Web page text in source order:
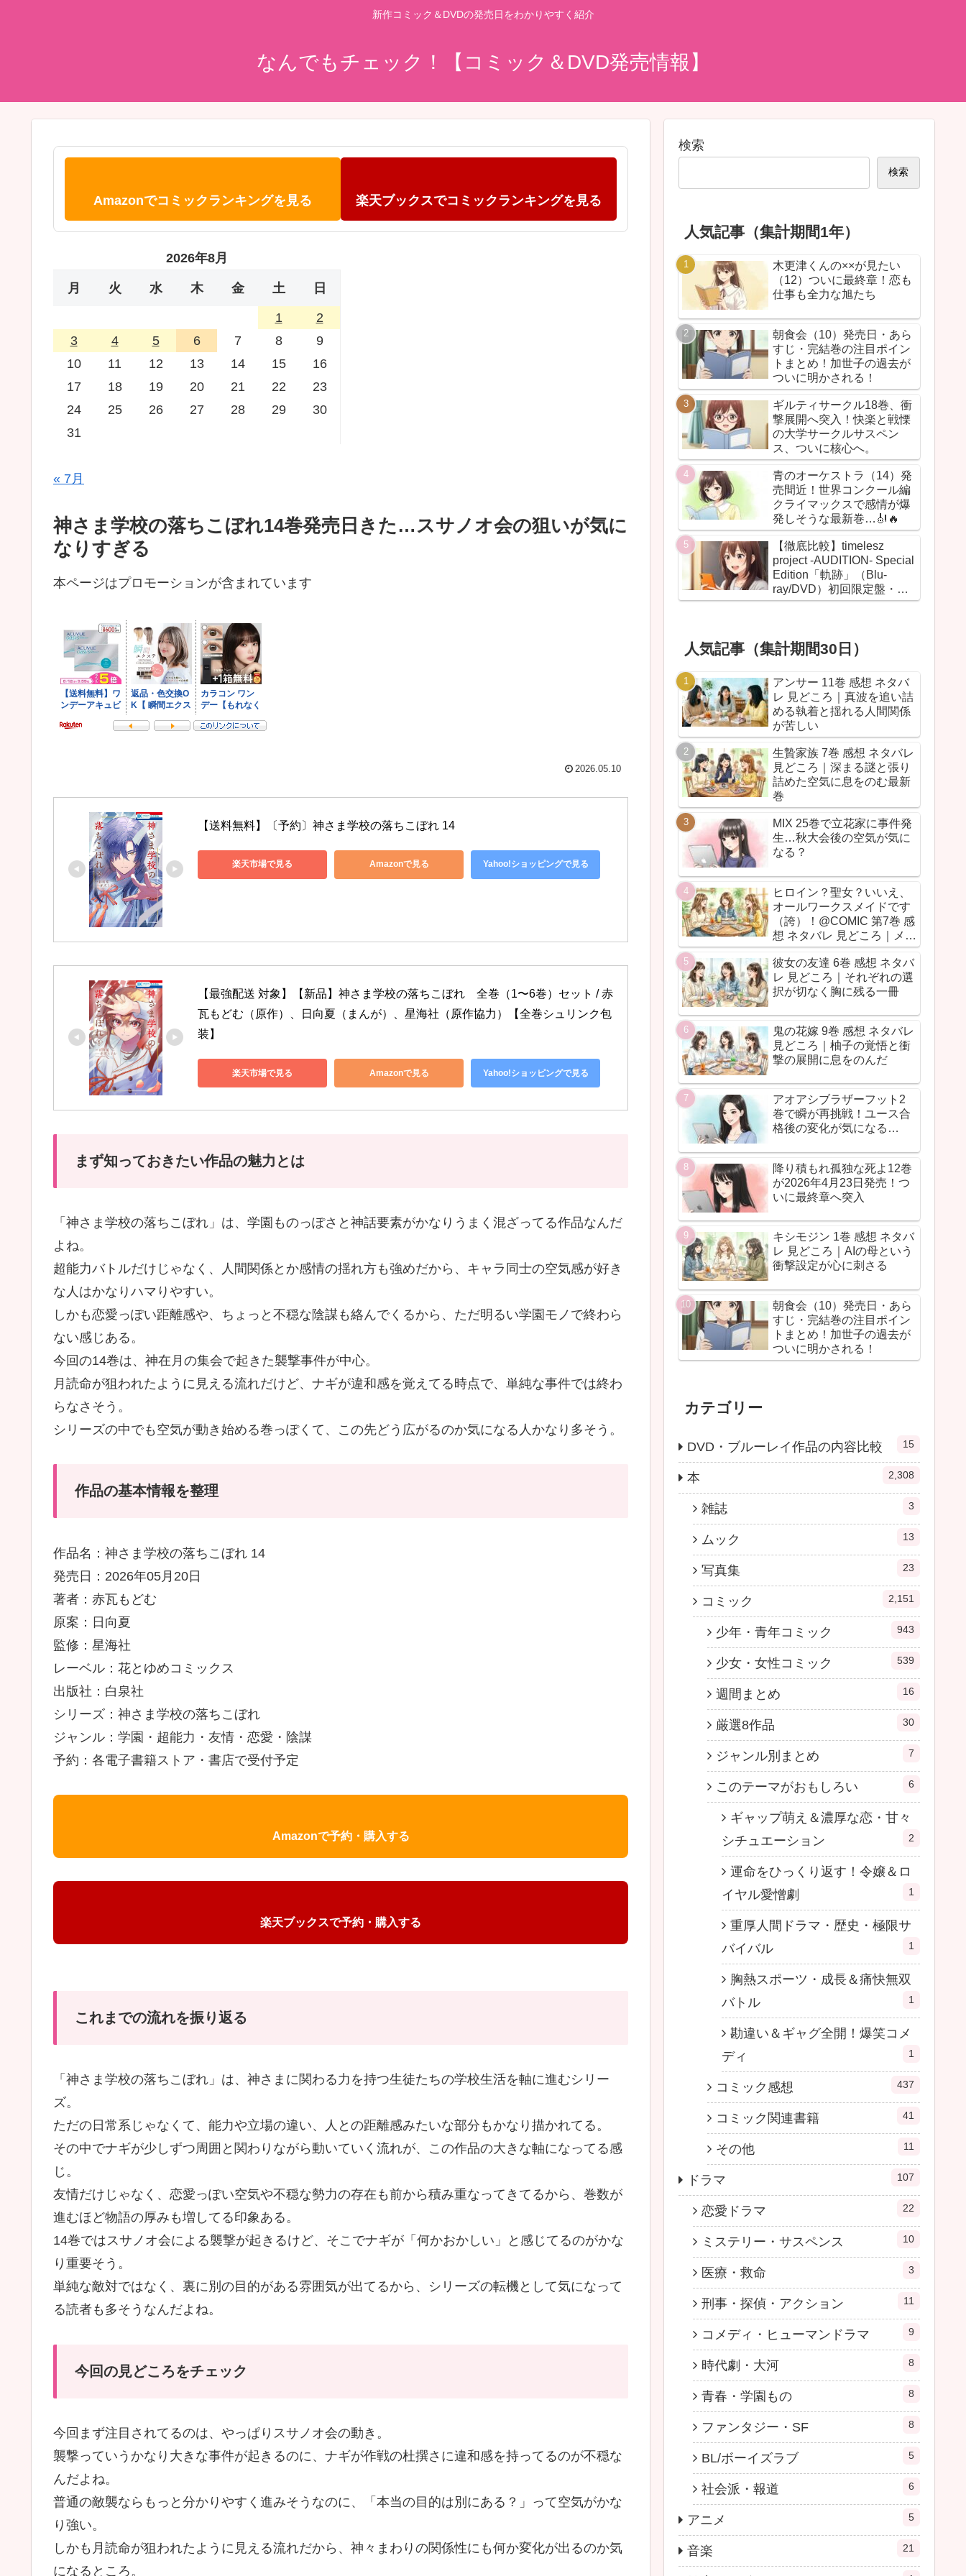
新作コミック＆DVDの発売日をわかりやすく紹介
なんでもチェック！【コミック＆DVD発売情報】
Amazonでコミックランキングを見る 楽天ブックスでコミックランキングを見る
2026年8月
月 火 水 木 金 土 日
1
2
3
4 5 6 7 8
9
10
11 12 13 14 15
16
17
18 19 20 21 22
23
24
25 26 27 28 29
30
31
« 7月
神さま学校の落ちこぼれ14巻発売日きた…スサノオ会の狙いが気に
なりすぎる
本ページはプロモーションが含まれています
2026.05.10
【送料無料】〔予約〕神さま学校の落ちこぼれ 14
楽天市場で見る Amazonで見る Yahoo!ショッピングで見る
【最強配送 対象】【新品】神さま学校の落ちこぼれ　全巻（1〜6巻）セット / 赤
瓦もどむ（原作）、日向夏（まんが）、星海社（原作協力）【全巻シュリンク包
装】
楽天市場で見る Amazonで見る Yahoo!ショッピングで見る
まず知っておきたい作品の魅力とは
「神さま学校の落ちこぼれ」は、学園ものっぽさと神話要素がかなりうまく混ざってる作品なんだ
よね。
超能力バトルだけじゃなく、人間関係とか感情の揺れ方も強めだから、キャラ同士の空気感が好き
な人はかなりハマりやすい。
しかも恋愛っぽい距離感や、ちょっと不穏な陰謀も絡んでくるから、ただ明るい学園モノで終わら
ない感じある。
今回の14巻は、神在月の集会で起きた襲撃事件が中心。
月読命が狙われたように見える流れだけど、ナギが違和感を覚えてる時点で、単純な事件では終わ
らなさそう。
シリーズの中でも空気が動き始める巻っぽくて、この先どう広がるのか気になる人かなり多そう。
作品の基本情報を整理
作品名：神さま学校の落ちこぼれ 14
発売日：2026年05月20日
著者：赤瓦もどむ
原案：日向夏
監修：星海社
レーベル：花とゆめコミックス
出版社：白泉社
シリーズ：神さま学校の落ちこぼれ
ジャンル：学園・超能力・友情・恋愛・陰謀
予約：各電子書籍ストア・書店で受付予定
Amazonで予約・購入する
楽天ブックスで予約・購入する
これまでの流れを振り返る
「神さま学校の落ちこぼれ」は、神さまに関わる力を持つ生徒たちの学校生活を軸に進むシリー
ズ。
ただの日常系じゃなくて、能力や立場の違い、人との距離感みたいな部分もかなり描かれてる。
その中でナギが少しずつ周囲と関わりながら動いていく流れが、この作品の大きな軸になってる感
じ。
友情だけじゃなく、恋愛っぽい空気や不穏な勢力の存在も前から積み重なってきてるから、巻数が
進むほど物語の厚みも増してる印象ある。
14巻ではスサノオ会による襲撃が起きるけど、そこでナギが「何かおかしい」と感じてるのがかな
り重要そう。
単純な敵対ではなく、裏に別の目的がある雰囲気が出てるから、シリーズの転機として気になって
る読者も多そうなんだよね。
今回の見どころをチェック
今回まず注目されてるのは、やっぱりスサノオ会の動き。
襲撃っていうかなり大きな事件が起きるのに、ナギが作戦の杜撰さに違和感を持ってるのが不穏な
んだよね。
普通の敵襲ならもっと分かりやすく進みそうなのに、「本当の目的は別にある？」って空気がかな
り強い。
しかも月読命が狙われたように見える流れだから、神々まわりの関係性にも何か変化が出るのか気
になるところ。
検索
検索
人気記事（集計期間1年）
木更津くんの××が見たい
（12）ついに最終章！恋も
仕事も全力な旭たち
朝食会（10）発売日・あら
すじ・完結巻の注目ポイン
トまとめ！加世子の過去が
ついに明かされる！
ギルティサークル18巻、衝
撃展開へ突入！快楽と戦慄
の大学サークルサスペン
ス、ついに核心へ。
青のオーケストラ（14）発
売間近！世界コンクール編
クライマックスで感情が爆
発しそうな最新巻…🎻🔥
【徹底比較】timelesz
project -AUDITION- Special
Edition「軌跡」（Blu-
ray/DVD）初回限定盤・通
常盤の違いまとめ！【グッ
人気記事（集計期間30日）
アンサー 11巻 感想 ネタバ
レ 見どころ｜真波を追い詰
める執着と揺れる人間関係
が苦しい
生贄家族 7巻 感想 ネタバレ
見どころ｜深まる謎と張り
詰めた空気に息をのむ最新
巻
MIX 25巻で立花家に事件発
生…秋大会後の空気が気に
なる？
ヒロイン？聖女？いいえ、
オールワークスメイドです
（誇）！@COMIC 第7巻 感
想 ネタバレ 見どころ｜メイ
ド魂が今回も全力だった
彼女の友達 6巻 感想 ネタバ
レ 見どころ｜それぞれの選
択が切なく胸に残る一冊
鬼の花嫁 9巻 感想 ネタバレ
見どころ｜柚子の覚悟と衝
撃の展開に息をのんだ
アオアシブラザーフット2
巻で瞬が再挑戦！ユース合
格後の変化が気になる…
降り積もれ孤独な死よ12巻
が2026年4月23日発売！つ
いに最終章へ突入
キシモジン 1巻 感想 ネタバ
レ 見どころ｜AIの母という
衝撃設定が心に刺さる
朝食会（10）発売日・あら
すじ・完結巻の注目ポイン
トまとめ！加世子の過去が
ついに明かされる！
カテゴリー
DVD・ブルーレイ作品の内容比較 15
本 2,308
雑誌 3
ムック 13
写真集 23
コミック 2,151
少年・青年コミック 943
少女・女性コミック 539
週間まとめ 16
厳選8作品 30
ジャンル別まとめ 7
このテーマがおもしろい 6
ギャップ萌え＆濃厚な恋・甘々
シチュエーション
2
運命をひっくり返す！令嬢＆ロ
イヤル愛憎劇
1
重厚人間ドラマ・歴史・極限サ
バイバル
1
胸熱スポーツ・成長＆痛快無双
バトル
1
勘違い＆ギャグ全開！爆笑コメ
ディ
1
コミック感想 437
コミック関連書籍 41
その他 11
ドラマ 107
恋愛ドラマ 22
ミステリー・サスペンス 10
医療・救命 3
刑事・探偵・アクション 11
コメディ・ヒューマンドラマ 9
時代劇・大河 8
青春・学園もの 8
ファンタジー・SF 8
BL/ボーイズラブ 5
社会派・報道 6
アニメ 5
音楽 21